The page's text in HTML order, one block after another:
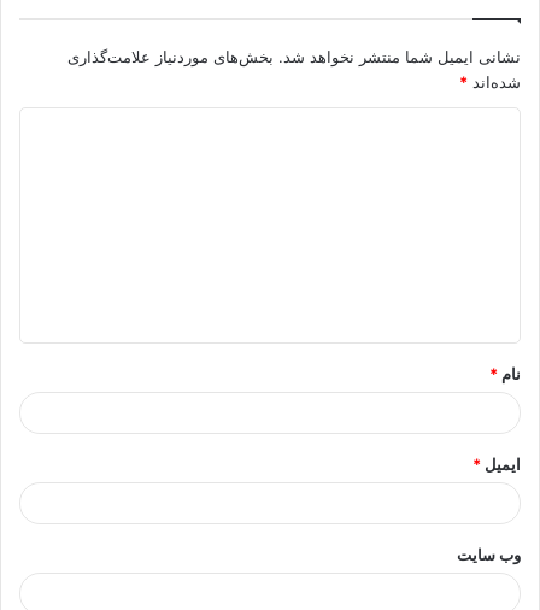
نشانی ایمیل شما منتشر نخواهد شد. بخش‌های موردنیاز علامت‌گذاری
شده‌اند *
*
نام *
ایمیل *
وب‌ سایت